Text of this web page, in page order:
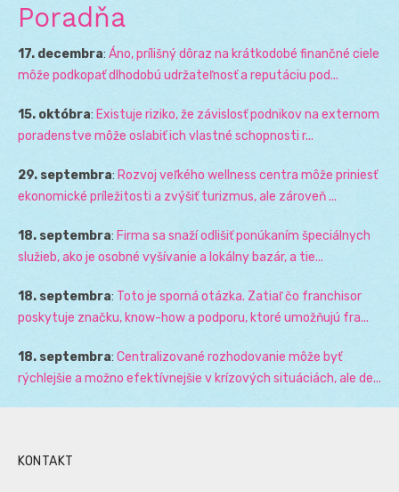
Poradňa
17. decembra: Áno, prílišný dôraz na krátkodobé finančné ciele
môže podkopať dlhodobú udržateľnosť a reputáciu pod...
15. októbra: Existuje riziko, že závislosť podnikov na externom
poradenstve môže oslabiť ich vlastné schopnosti r...
29. septembra: Rozvoj veľkého wellness centra môže priniesť
ekonomické príležitosti a zvýšiť turizmus, ale zároveň ...
18. septembra: Firma sa snaží odlišiť ponúkaním špeciálnych
služieb, ako je osobné vyšívanie a lokálny bazár, a tie...
18. septembra: Toto je sporná otázka. Zatiaľ čo franchisor
poskytuje značku, know-how a podporu, ktoré umožňujú fra...
18. septembra: Centralizované rozhodovanie môže byť
rýchlejšie a možno efektívnejšie v krízových situáciách, ale de...
KONTAKT